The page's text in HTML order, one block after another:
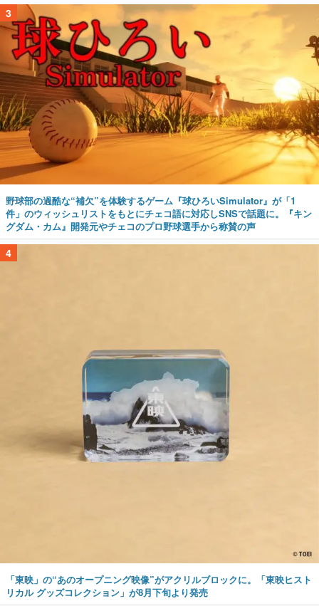
3
野球部の過酷な“補欠”を体験するゲーム『球ひろいSimulator』が「1
件」のウィッシュリストをもとにチェコ語に対応しSNSで話題に。『キン
グダム・カム』開発元やチェコのプロ野球選手から称賛の声
4
「東映」の“あのオープニング映像”がアクリルブロックに。「東映ヒスト
リカル グッズコレクション」が8月下旬より発売